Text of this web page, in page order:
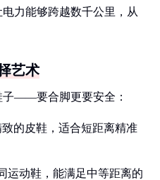
力能够跨越数千公里，从
艺术
子——要合脚更要安全：
的皮鞋，适合短距离精准
运动鞋，能满足中等距离的